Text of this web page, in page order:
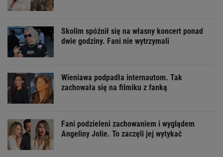
Skolim spóźnił się na własny koncert ponad
dwie godziny. Fani nie wytrzymali
Wieniawa podpadła internautom. Tak
zachowała się na filmiku z fanką
Fani podzieleni zachowaniem i wyglądem
Angeliny Jolie. To zaczęli jej wytykać